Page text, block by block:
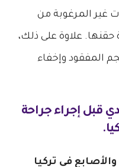
غير المرغوبة من
حقنها. علاوة على ذلك،
المفقود وإخفاء
قبل إجراءجراحة
.
في تركيا